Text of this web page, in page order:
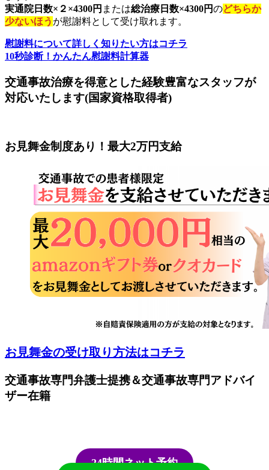
実通院日数×２×4300円 または総治療日数×4300円のどちらか
少ないほう が慰謝料として受け取れます。
慰謝料について詳しく知りたい方はコチラ
10秒診断！かんたん慰謝料計算器
交通事故治療を得意とした経験豊富なスタッフが
対応いたします(国家資格取得者)
お見舞金制度あり！最大2万円支給
お見舞金の受け取り方法はコチラ
交通事故専門弁護士提携＆交通事故専門アドバイ
ザー在籍
24時間ネット予約